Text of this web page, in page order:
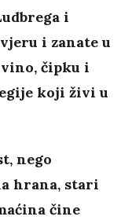
i
i zanate u
čipku i
koji živi u
nego
hrana, stari
čine